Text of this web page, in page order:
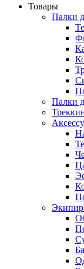
Товары
Палки
Палки